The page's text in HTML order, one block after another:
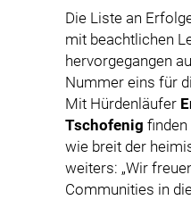
Die Liste an
mit beachtlichen
hervorgegangen
Nummer eins für
Mit Hürdenläufer
Tschofenig finden
wie breit der
weiters: „Wir
Communities in